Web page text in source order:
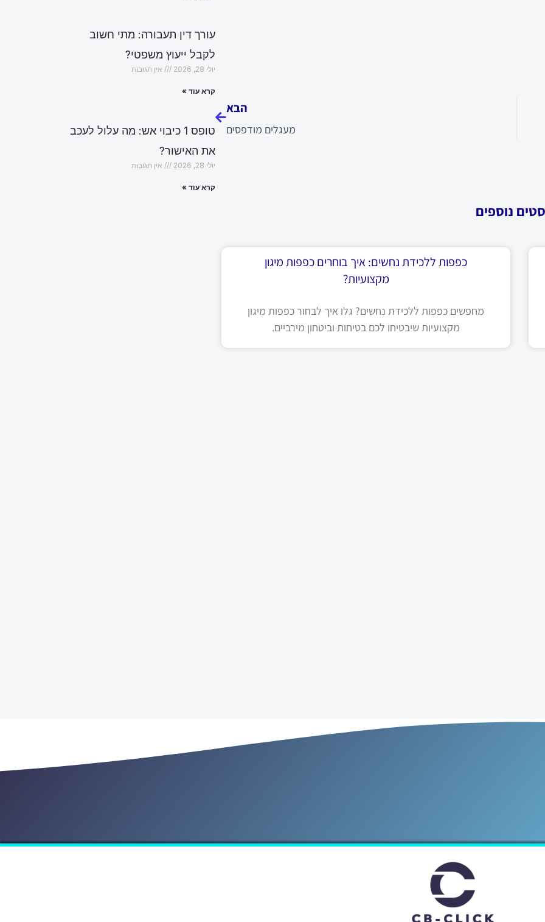
הבא
מעגלים מודפסים
נוספים
כפפות ללכידת נחשים: איך בוחרים כפפות מיגון
מקצועיות?
מחפשים כפפות ללכידת נחשים? גלו איך לבחור כפפות מיגון
מקצועיות שיבטיחו לכם בטיחות וביטחון מירביים.
עורך דין תעבורה: מתי חשוב
לקבל ייעוץ משפטי?
יולי 28, 2026 אין תגובות
קרא עוד »
טופס 1 כיבוי אש: מה עלול לעכב
את האישור?
יולי 28, 2026 אין תגובות
קרא עוד »